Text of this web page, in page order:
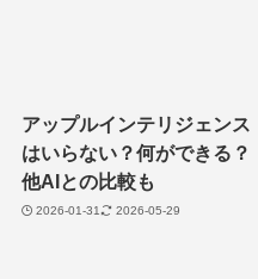
アップルインテリジェンス
はいらない？何ができる？
他AIとの比較も
2026-01-31 2026-05-29